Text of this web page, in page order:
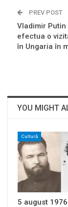
PREV POST
Vladimir Putin
efectua o
în Ungaria în
YOU MIGHT
Cultură
5 august